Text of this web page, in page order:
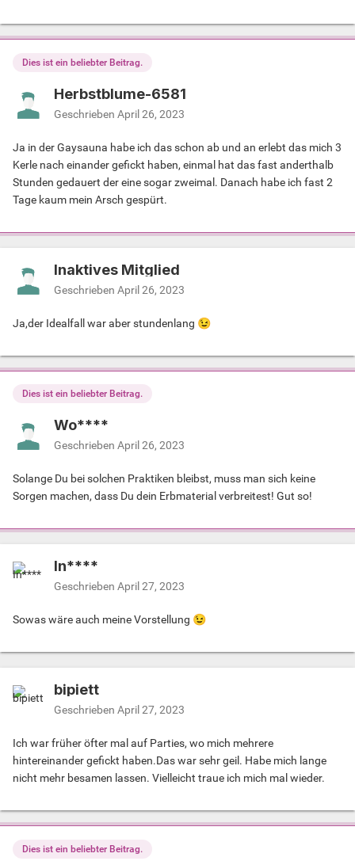
Dies ist ein beliebter Beitrag.
Herbstblume-6581
Geschrieben April 26, 2023
Ja in der Gaysauna habe ich das schon ab und an erlebt das mich 3
Kerle nach einander gefickt haben, einmal hat das fast anderthalb
Stunden gedauert der eine sogar zweimal. Danach habe ich fast 2
Tage kaum mein Arsch gespürt.
Inaktives Mitglied
Geschrieben April 26, 2023
Ja,der Idealfall war aber stundenlang 😉
Dies ist ein beliebter Beitrag.
Wo****
Geschrieben April 26, 2023
Solange Du bei solchen Praktiken bleibst, muss man sich keine
Sorgen machen, dass Du dein Erbmaterial verbreitest! Gut so!
In****
Geschrieben April 27, 2023
Sowas wäre auch meine Vorstellung 😉
bipiett
Geschrieben April 27, 2023
Ich war früher öfter mal auf Parties, wo mich mehrere
hintereinander gefickt haben.Das war sehr geil. Habe mich lange
nicht mehr besamen lassen. Vielleicht traue ich mich mal wieder.
Dies ist ein beliebter Beitrag.